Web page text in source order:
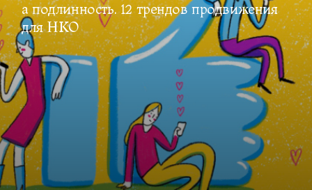
а подлинность. 12 трендов продвижения
для НКО